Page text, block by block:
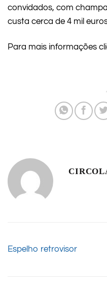
convidados, com
custa cerca de 4 mil
Para mais informações
Espelho retrovisor